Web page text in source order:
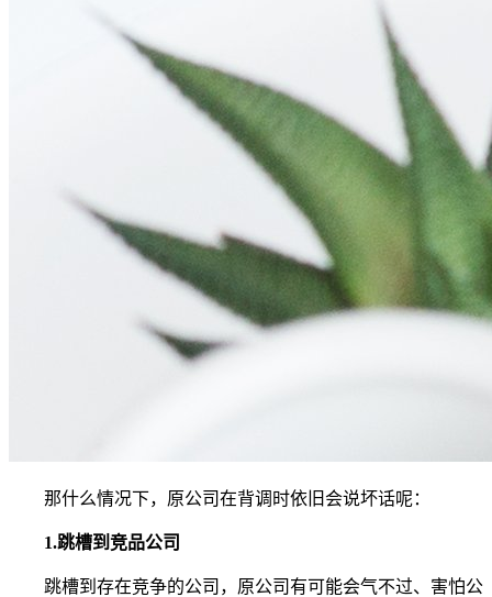
那什么情况下，原公司在背调时依旧会说坏话呢：
1.跳槽到竞品公司
跳槽到存在竞争的公司，原公司有可能会气不过、害怕公